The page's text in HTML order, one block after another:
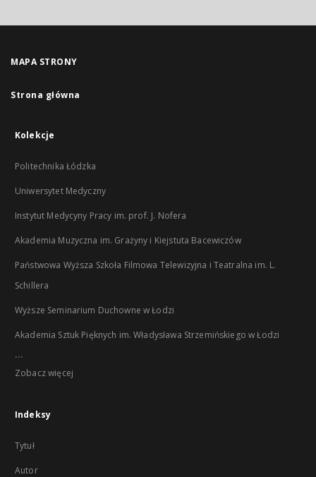
MAPA STRONY
Strona główna
Kolekcje
Politechnika Łódzka
Uniwersytet Medyczny
Instytut Medycyny Pracy im. prof. J. Nofera
Akademia Muzyczna im. Grażyny i Kiejstuta Bacewiczów
Państwowa Wyższa Szkoła Filmowa Telewizyjna i Teatralna im. L.
Schillera
Wyższe Seminarium Duchowne w Łodzi
Akademia Sztuk Pięknych im. Władysława Strzemińskiego w Łodzi
...
Zobacz więcej
Indeksy
Tytuł
Autor